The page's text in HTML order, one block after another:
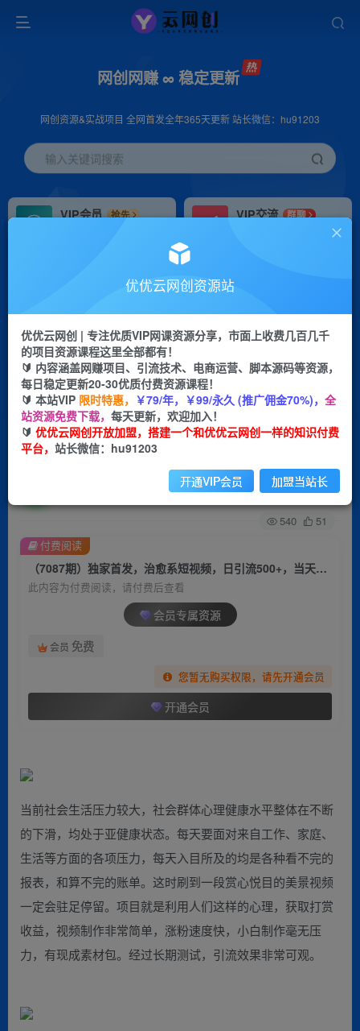
网创网赚 ∞ 稳定更新
网创资源&实战项目 全网首发全年365天更新 站长微信：hu91203
输入关键词搜索
VIP会员
抢先
VIP交流
群聊
研究探讨更多创业项目路子。
会员专属推广链接
挂机 项目
脚本卡密
APP下载
GO
首页 创业课程 会员专属 正文
（7087期）独家首发，治愈系短视频，日引流
500+，当天变现，小白轻松月入过万首选…
关注 私信
540 51
（7087期）独家首发，治愈系短视频，日引流500+，当天变现，小白轻松月入过万首选…
此内容为付费阅读，请付费后查看
会员专属资源
会员 免费
您暂无购买权限，请先开通会员
开通会员
付费阅读
当前社会生活压力较大，社会群体心理健康水平整体在不断
的下滑，均处于亚健康状态。每天要面对来自工作、家庭、
生活等方面的各项压力，每天入目所及的均是各种看不完的
报表，和算不完的账单。这时刷到一段赏心悦目的美景视频
一定会驻足停留。项目就是利用人们这样的心理，获取打赏
收益，视频制作非常简单，涨粉速度快，小白制作毫无压
力，有现成素材包。经过长期测试，引流效果非常可观。
优优云网创资源站
优优云网创 | 专注优质VIP网课资源分享，市面上收费几百几千
的项目资源课程这里全部都有！
🔰 内容涵盖网赚项目、引流技术、电商运营、脚本源码等资源，
每日稳定更新20-30优质付费资源课程！
🔰 本站VIP 限时特惠， ￥79/年，￥99/永久 (推广佣金70%)， 全
站资源免费下载， 每天更新，欢迎加入！
🔰 优优云网创开放加盟，搭建一个和优优云网创一样的知识付费
平台， 站长微信：hu91203
开通VIP会员 加盟当站长